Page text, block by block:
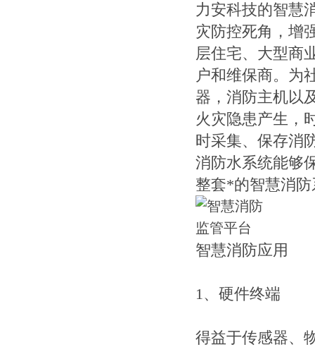
力安科技的智慧
灾防控死角，增
层住宅、大型商
户和维保商。为
器，消防主机以
火灾隐患产生，
时采集、保存消
消防水系统能够
整套*的智慧消
智慧消防应用
1、硬件终端
得益于传感器、